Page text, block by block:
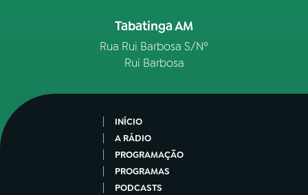
Tabatinga AM
Rua Rui Barbosa S/Nº
Rui Barbosa
INÍCIO
A RÁDIO
PROGRAMAÇÃO
PROGRAMAS
PODCASTS